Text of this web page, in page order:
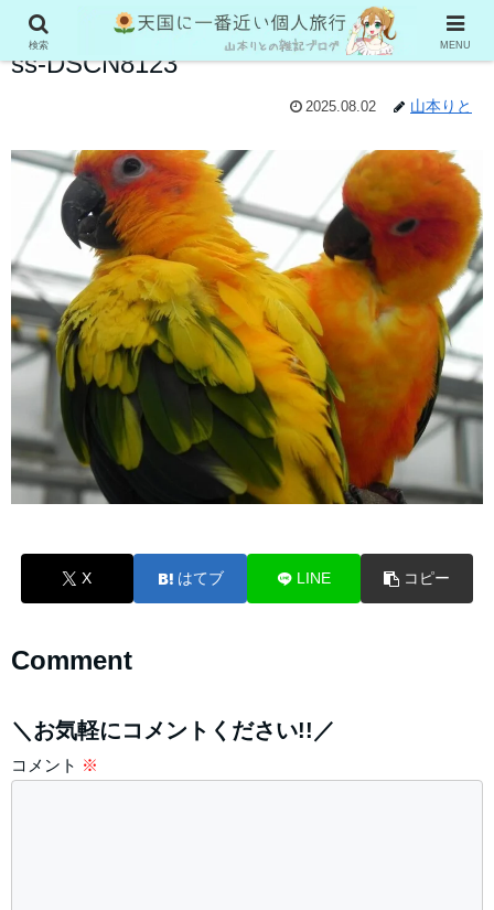
ss-DSCN8123
2025.08.02 山本りと
X はてブ LINE コピー
Comment
＼お気軽にコメントください!!／
コメント ※
検索 MENU